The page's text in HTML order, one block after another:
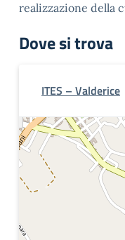
realizzazione della
Dove si trova
ITES – Valderice